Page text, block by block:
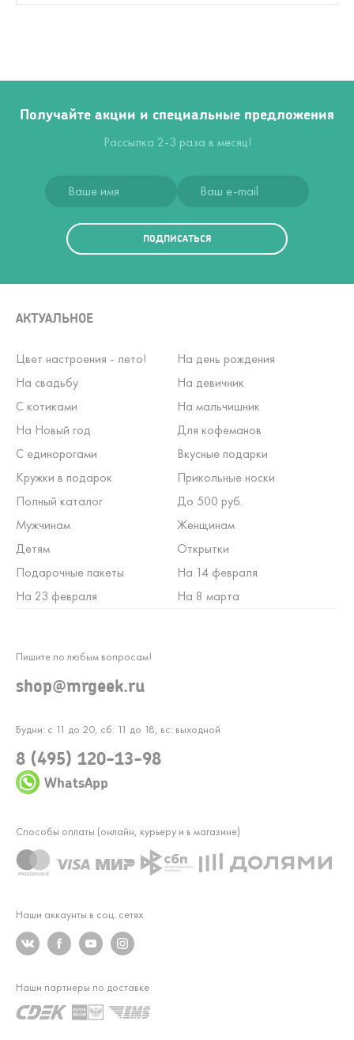
Получайте акции и специальные предложения
Рассылка 2-3 раза в месяц!
ПОДПИСАТЬСЯ
АКТУАЛЬНОЕ
Цвет настроения - лето!
На день рождения
На свадьбу
На девичник
С котиками
На мальчишник
На Новый год
Для кофеманов
С единорогами
Вкусные подарки
Кружки в подарок
Прикольные носки
Полный каталог
До 500 руб.
Мужчинам
Женщинам
Детям
Открытки
Подарочные пакеты
На 14 февраля
На 23 февраля
На 8 марта
Будни: с 11 до 20, сб: 11 до 18, вс: выходной
8 (495) 120-13-98
WhatsApp
Пишите по любым вопросам!
shop@mrgeek.ru
Наши аккаунты в соц. сетях
Способы оплаты (онлайн, курьеру и в магазине)
Наши партнеры по доставке